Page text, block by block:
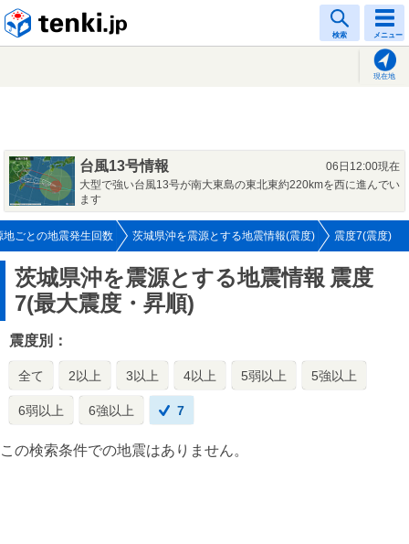
検索 メニュー
現在地
台風13号情報
06日12:00現在
大型で強い台風13号が南大東島の東北東約220kmを西に進んでい
ます
地ごとの地震発生回数 茨城県沖を震源とする地震情報(震度) 震度7(震度)
茨城県沖を震源とする地震情報 震度
7(最大震度・昇順)
震度別：
全て 2以上 3以上 4以上 5弱以上 5強以上
6弱以上 6強以上 7
この検索条件での地震はありません。